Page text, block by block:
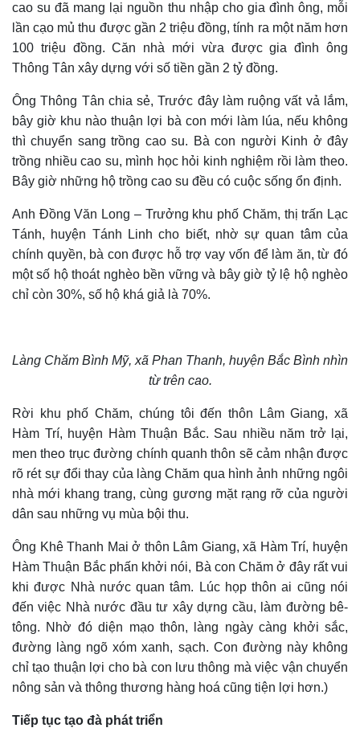
cao su đã mang lại nguồn thu nhập cho gia đình ông, mỗi
lần cạo mủ thu được gần 2 triệu đồng, tính ra một năm hơn
100 triệu đồng. Căn nhà mới vừa được gia đình ông
Thông Tân xây dựng với số tiền gần 2 tỷ đồng.
Ông Thông Tân chia sẻ, Trước đây làm ruộng vất vả lắm,
bây giờ khu nào thuận lợi bà con mới làm lúa, nếu không
thì chuyển sang trồng cao su. Bà con người Kinh ở đây
trồng nhiều cao su, mình học hỏi kinh nghiệm rồi làm theo.
Bây giờ những hộ trồng cao su đều có cuộc sống ổn định.
Anh Đồng Văn Long – Trưởng khu phố Chăm, thị trấn Lạc
Tánh, huyện Tánh Linh cho biết, nhờ sự quan tâm của
chính quyền, bà con được hỗ trợ vay vốn để làm ăn, từ đó
một số hộ thoát nghèo bền vững và bây giờ tỷ lệ hộ nghèo
chỉ còn 30%, số hộ khá giả là 70%.
Làng Chăm Bình Mỹ, xã Phan Thanh, huyện Bắc Bình nhìn
từ trên cao.
Rời khu phố Chăm, chúng tôi đến thôn Lâm Giang, xã
Hàm Trí, huyện Hàm Thuận Bắc. Sau nhiều năm trở lại,
men theo trục đường chính quanh thôn sẽ cảm nhận được
rõ rét sự đổi thay của làng Chăm qua hình ảnh những ngôi
nhà mới khang trang, cùng gương mặt rạng rỡ của người
dân sau những vụ mùa bội thu.
Ông Khê Thanh Mai ở thôn Lâm Giang, xã Hàm Trí, huyện
Hàm Thuận Bắc phấn khởi nói, Bà con Chăm ở đây rất vui
khi được Nhà nước quan tâm. Lúc họp thôn ai cũng nói
đến việc Nhà nước đầu tư xây dựng cầu, làm đường bê-
tông. Nhờ đó diện mạo thôn, làng ngày càng khởi sắc,
đường làng ngõ xóm xanh, sạch. Con đường này không
chỉ tạo thuận lợi cho bà con lưu thông mà việc vận chuyển
nông sản và thông thương hàng hoá cũng tiện lợi hơn.)
Tiếp tục tạo đà phát triển